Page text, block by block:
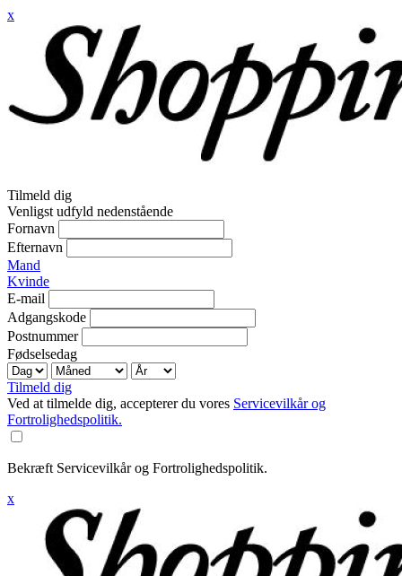
x
Tilmeld dig
Venligst udfyld nedenstående
Fornavn
Efternavn
Mand
Kvinde
E-mail
Adgangskode
Postnummer
Fødselsedag
Tilmeld dig
Ved at tilmelde dig, accepterer du vores Servicevilkår og
Fortrolighedspolitik.
Bekræft Servicevilkår og Fortrolighedspolitik.
x